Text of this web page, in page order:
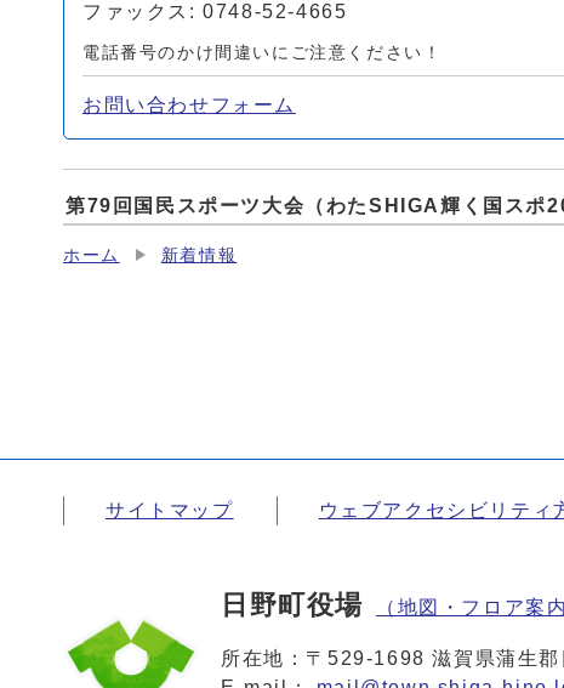
ファックス: 0748-52-4665
電話番号のかけ間違いにご注意ください！
お問い合わせフォーム
第79回国民スポーツ大会（わたSHIGA輝く国スポ
ホーム 新着情報
サイトマップ ウェブアクセシビリティ
日野町役場 （地図・フロア案内
所在地：〒529-1698 滋賀県蒲生